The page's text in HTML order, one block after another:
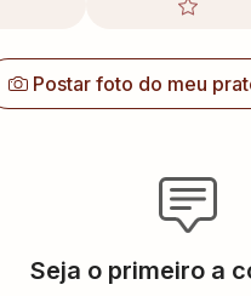
Postar foto do meu
Seja o primeiro a